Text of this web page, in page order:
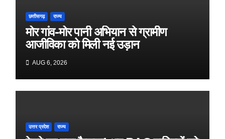
छत्तीसगढ़ राज्य
मोर गांव-मोर पानी अभियान से ग्रामीण
आजीविका को मिली नई उड़ान
AUG 6, 2026
उत्तर प्रदेश राज्य